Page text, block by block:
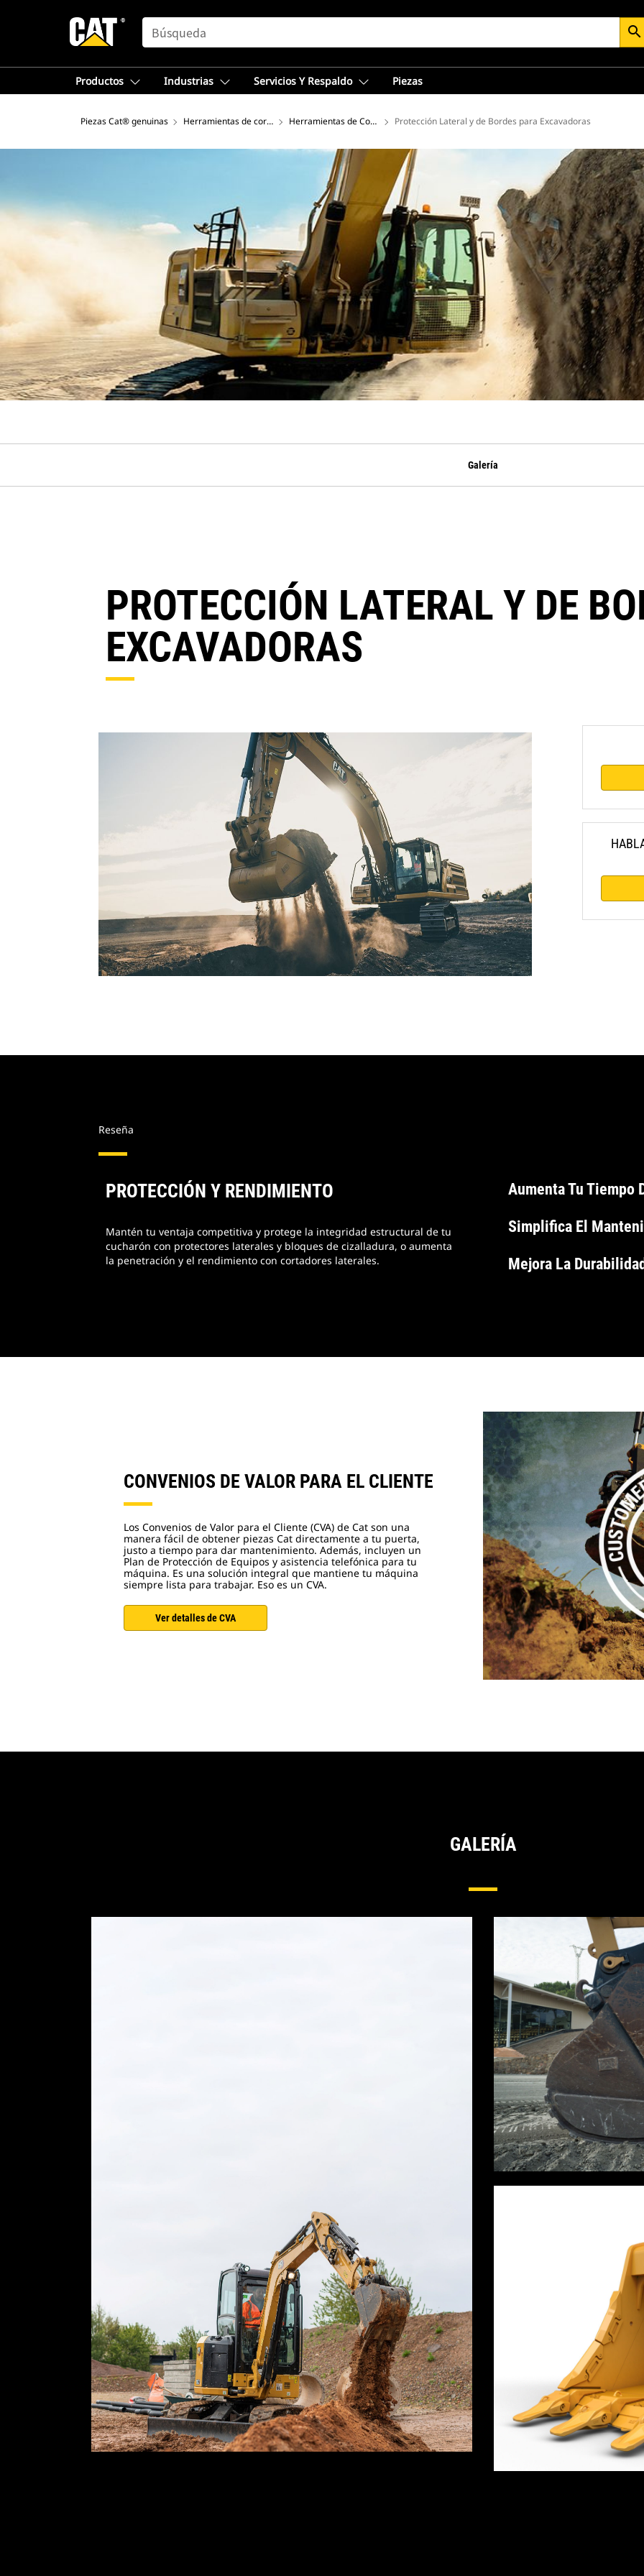
SEARCH search
Productos Industrias Servicios Y Respaldo Piezas
Piezas Cat® genuinas Herramientas de corte Herramientas de Corte para ExcavadorasProtección Lateral y de Bordes para Excavadoras
Galería
PROTECCIÓN LATERAL Y DE
EXCAVADORAS
Reseña
PROTECCIÓN Y RENDIMIENTO
Mantén tu ventaja competitiva y protege la integridad estructural de tu
cucharón con protectores laterales y bloques de cizalladura, o aumenta
la penetración y el rendimiento con cortadores laterales.
Aumenta Tu Tiempo
Simplifica El
Mejora La
CONVENIOS DE VALOR PARA EL CLIENTE
Los Convenios de Valor para el Cliente (CVA) de Cat son una
manera fácil de obtener piezas Cat directamente a tu puerta,
justo a tiempo para dar mantenimiento. Además, incluyen un
Plan de Protección de Equipos y asistencia telefónica para tu
máquina. Es una solución integral que mantiene tu máquina
siempre lista para trabajar. Eso es un CVA.
Ver detalles de CVA
GALERÍA